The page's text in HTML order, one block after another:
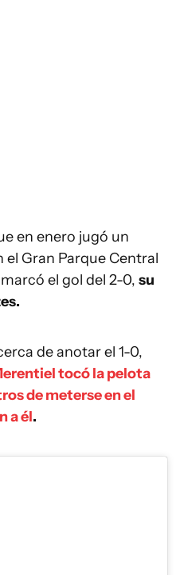
en enero jugó un
Gran Parque Central
el gol del 2-0, su
de anotar el 1-0,
tocó la pelota
de meterse en el
a él.